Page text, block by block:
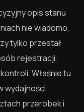
opis stanu
nie wiadomo,
tylko przestał
rejestracji,
Właśnie tu
wydajności
przeróbek i